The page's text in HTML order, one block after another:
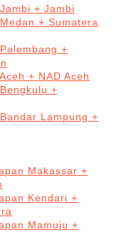
+ Jambi
+ Sumatera
+
+ NAD Aceh
+
Lampung +
Makassar +
Kendari +
Mamuju +